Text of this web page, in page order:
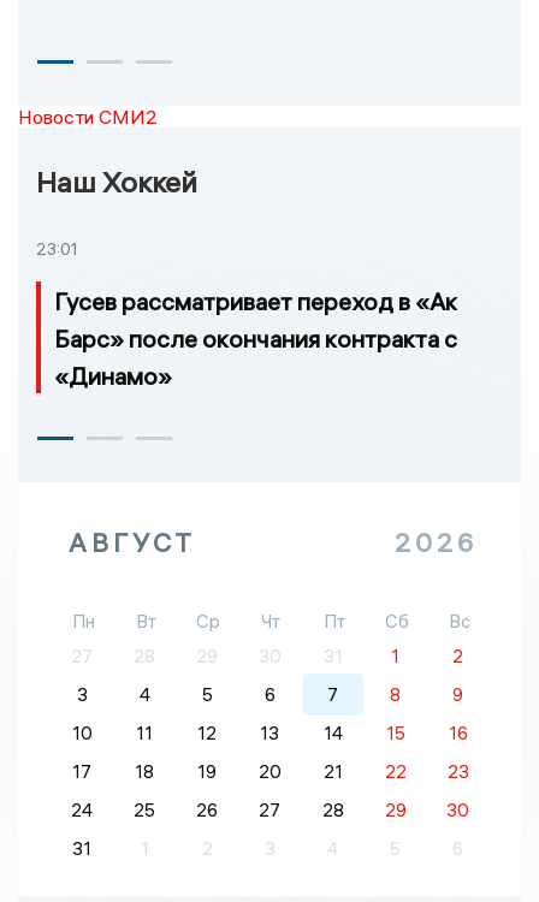
Новости СМИ2
Наш Хоккей
23:01
Гусев рассматривает переход в «Ак
Барс» после окончания контракта с
«Динамо»
АВГУСТ 2026
Пн Вт Ср Чт Пт Сб
Вс
27
28 29 30 31 1
2
3
4 5 6 7 8
9
10
11 12 13 14 15
16
17
18 19 20 21 22
23
24
25 26 27 28 29
30
31
1 2 3 4 5 6